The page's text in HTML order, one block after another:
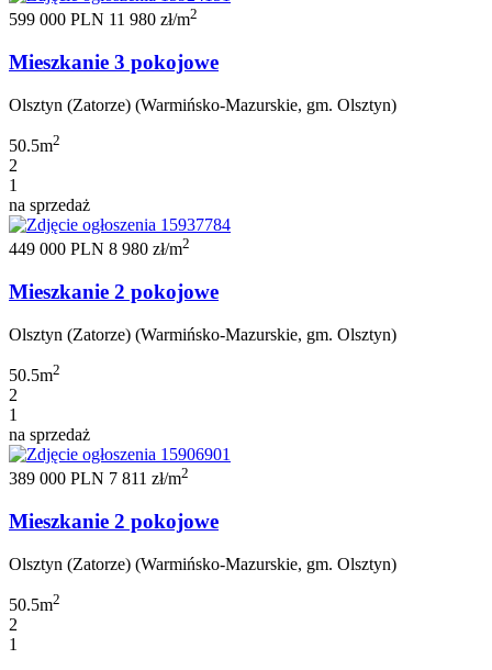
599 000 PLN 11 980 zł/m2
Mieszkanie 3 pokojowe
Olsztyn (Zatorze) (Warmińsko-Mazurskie, gm. Olsztyn)
50.5m2
2
1
na sprzedaż
449 000 PLN 8 980 zł/m2
Mieszkanie 2 pokojowe
Olsztyn (Zatorze) (Warmińsko-Mazurskie, gm. Olsztyn)
50.5m2
2
1
na sprzedaż
389 000 PLN 7 811 zł/m2
Mieszkanie 2 pokojowe
Olsztyn (Zatorze) (Warmińsko-Mazurskie, gm. Olsztyn)
50.5m2
2
1